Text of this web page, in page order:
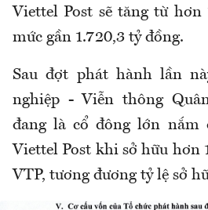
Viettel Post sẽ tăng từ hơn
mức gần 1.720,3 tỷ đồng.
Sau đợt phát hành lần
nghiệp - Viễn thông
đang là cổ đông lớn nắm
Viettel Post khi sở hữu hơn
VTP, tương đương tỷ lệ sở